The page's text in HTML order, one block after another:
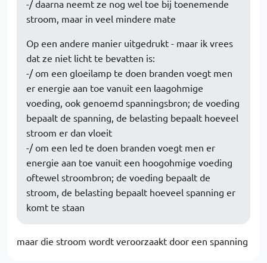
-/ daarna neemt ze nog wel toe bij toenemende
stroom, maar in veel mindere mate
Op een andere manier uitgedrukt - maar ik vrees
dat ze niet licht te bevatten is:
-/ om een gloeilamp te doen branden voegt men
er energie aan toe vanuit een laagohmige
voeding, ook genoemd spanningsbron; de voeding
bepaalt de spanning, de belasting bepaalt hoeveel
stroom er dan vloeit
-/ om een led te doen branden voegt men er
energie aan toe vanuit een hoogohmige voeding
oftewel stroombron; de voeding bepaalt de
stroom, de belasting bepaalt hoeveel spanning er
komt te staan
maar die stroom wordt veroorzaakt door een spanning